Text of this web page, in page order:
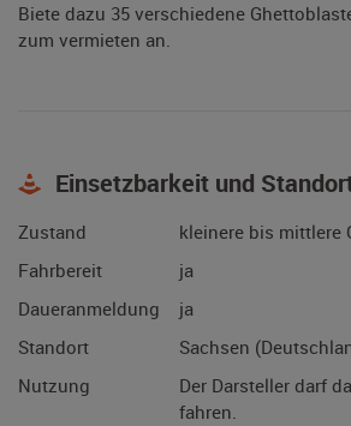
Biete dazu 35 verschiedene
zum vermieten an.
Einsetzbarkeit und
Zustand
kleinere bis mittlere
Fahrbereit
ja
Daueranmeldung
ja
Standort
Sachsen
Nutzung
Der Darsteller darf
fahren.